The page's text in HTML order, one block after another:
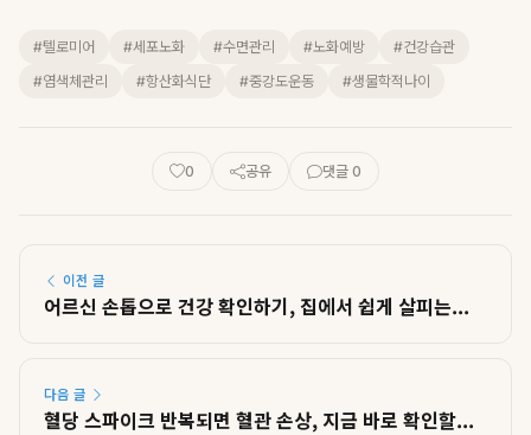
#텔로미어 #세포노화 #수면관리 #노화예방
#건강습관
#염색체관리
#항산화식단 #중강도운동 #생물학적나이
0 공유 댓글 0
이전 글
어르신 손톱으로 건강 확인하기, 집에서 쉽게 살피는...
다음 글
혈당 스파이크 반복되면 혈관 손상, 지금 바로 확인할...